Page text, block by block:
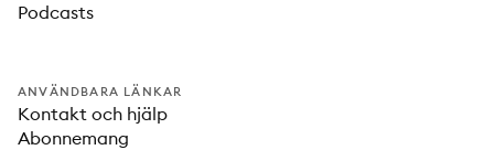
Podcasts
ANVÄNDBARA LÄNKAR
Kontakt och hjälp
Abonnemang